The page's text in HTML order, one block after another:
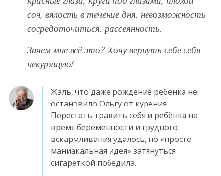
сон, вялость в течение дня, невозможность
сосредоточиться, рассеянность.
Зачем мне всё это? Хочу вернуть себе себя
некурящую!
Жаль, что даже рождение ребёнка не
остановило Ольгу от курения.
Перестать травить себя и ребёнка на
время беременности и грудного
вскармливания удалось, но «просто
маниакальная идея» затянуться
сигареткой победила.